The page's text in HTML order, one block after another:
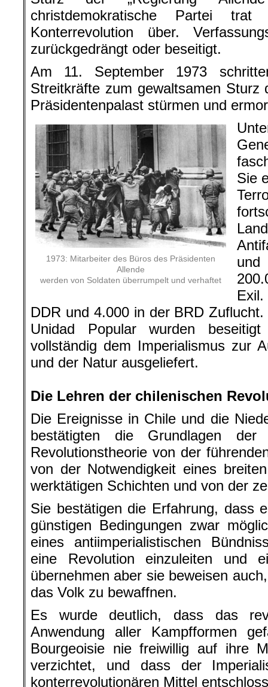
christdemokratische Partei
Konterrevolution über.
zurückgedrängt oder beseitigt.
Am 11. September 1973
Streitkräfte zum gewaltsamen Sturz
Präsidentenpalast stürmen und
1973: Mitarbeiter des Büros des Präsidenten
Allende
werden von Soldaten überrumpelt und verhaftet
Sie
DDR und 4.000 in der BRD
Unidad Popular wurden
vollständig dem Imperialismus zur
und der Natur ausgeliefert.
Die Lehren der chilenischen
Die Ereignisse in Chile und die
bestätigten die Grundlagen der
Revolutionstheorie von der
von der Notwendigkeit eines
werktätigen Schichten und von der
Sie bestätigen die Erfahrung, dass
günstigen Bedingungen zwar
eines antiimperialistischen
eine Revolution einzuleiten und
übernehmen aber sie beweisen
das Volk zu bewaffnen.
Es wurde deutlich, dass das
Anwendung aller Kampfformen
Bourgeoisie nie freiwillig auf ihre
verzichtet, und dass der
konterrevolutionären Mittel